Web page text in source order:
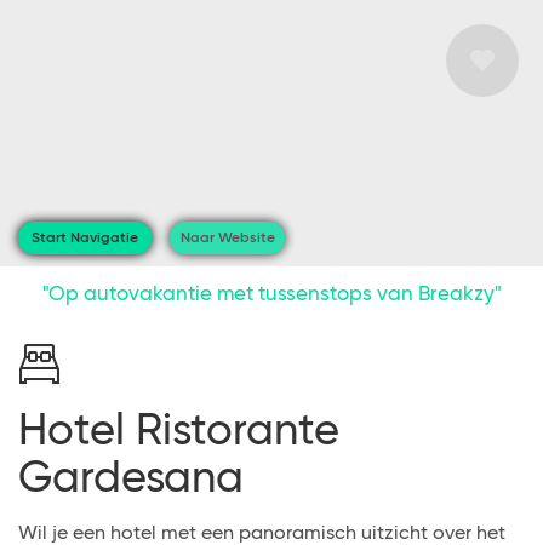
Naar Website
Start Navigatie
"Op autovakantie met tussenstops van Breakzy"
Hotel Ristorante
Gardesana
Wil je een hotel met een panoramisch uitzicht over het